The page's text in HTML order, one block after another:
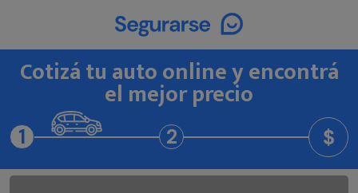
Cotizá tu auto online y encontrá
el mejor precio
1 2 $